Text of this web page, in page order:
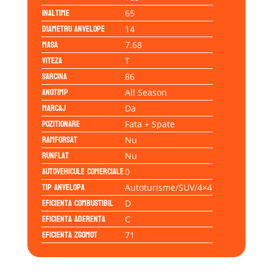
Inaltime 65
Diametru anvelope 14
Masa 7.68
Viteza T
Sarcina 86
Anotimp All Season
Marcaj Da
Pozitionare Fata + Spate
Ramforsat Nu
Runflat Nu
Autovehicule comerciale0
Tip anvelopa Autoturisme/SUV/4×4
Eficienta Combustibil D
Eficienta Aderenta C
Eficienta Zgomot 71